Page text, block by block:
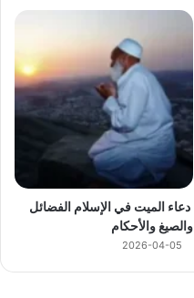
دعاء الميت في الإسلام الفضائل
والصيغ والأحكام
2026-04-05